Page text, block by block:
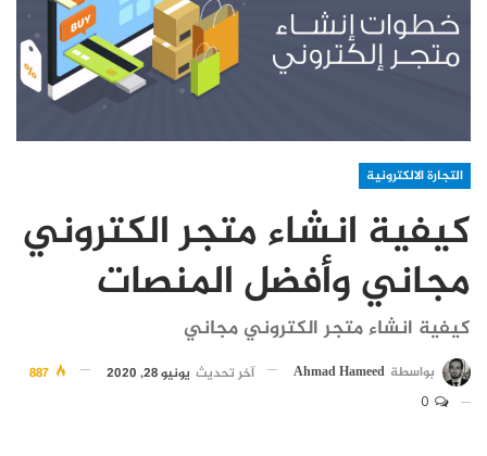
التجارة الالكترونية
كيفية انشاء متجر الكتروني
مجاني وأفضل المنصات
كيفية انشاء متجر الكتروني مجاني
بواسطة Ahmad Hameed آخر تحديث يونيو 28, 2020